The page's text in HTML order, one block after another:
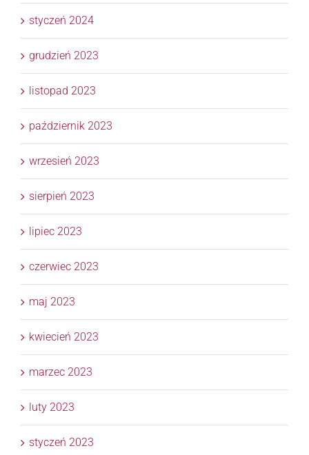
styczeń 2024
grudzień 2023
listopad 2023
październik 2023
wrzesień 2023
sierpień 2023
lipiec 2023
czerwiec 2023
maj 2023
kwiecień 2023
marzec 2023
luty 2023
styczeń 2023